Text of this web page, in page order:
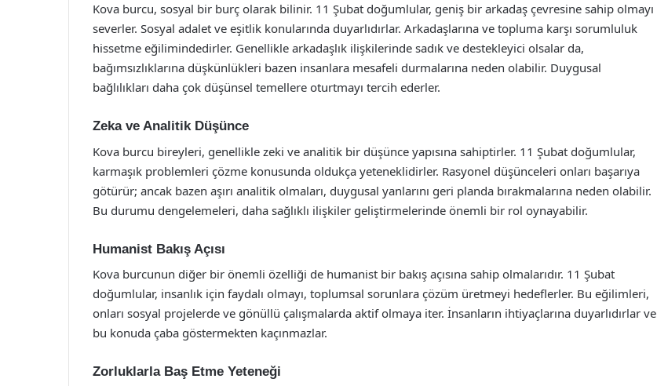
Kova burcu, sosyal bir burç olarak bilinir. 11 Şubat doğumlular, geniş bir arkadaş çevresine sahip olmayı
severler. Sosyal adalet ve eşitlik konularında duyarlıdırlar. Arkadaşlarına ve topluma karşı sorumluluk
hissetme eğilimindedirler. Genellikle arkadaşlık ilişkilerinde sadık ve destekleyici olsalar da,
bağımsızlıklarına düşkünlükleri bazen insanlara mesafeli durmalarına neden olabilir. Duygusal
bağlılıkları daha çok düşünsel temellere oturtmayı tercih ederler.
Zeka ve Analitik Düşünce
Kova burcu bireyleri, genellikle zeki ve analitik bir düşünce yapısına sahiptirler. 11 Şubat doğumlular,
karmaşık problemleri çözme konusunda oldukça yeteneklidirler. Rasyonel düşünceleri onları başarıya
götürür; ancak bazen aşırı analitik olmaları, duygusal yanlarını geri planda bırakmalarına neden olabilir.
Bu durumu dengelemeleri, daha sağlıklı ilişkiler geliştirmelerinde önemli bir rol oynayabilir.
Humanist Bakış Açısı
Kova burcunun diğer bir önemli özelliği de humanist bir bakış açısına sahip olmalarıdır. 11 Şubat
doğumlular, insanlık için faydalı olmayı, toplumsal sorunlara çözüm üretmeyi hedeflerler. Bu eğilimleri,
onları sosyal projelerde ve gönüllü çalışmalarda aktif olmaya iter. İnsanların ihtiyaçlarına duyarlıdırlar ve
bu konuda çaba göstermekten kaçınmazlar.
Zorluklarla Baş Etme Yeteneği